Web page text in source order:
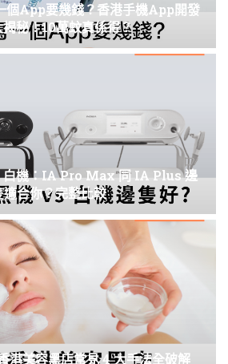
個App要幾錢？香港手機App開發
秘！10萬蚊真係得？
機：IA Pro Max 同 IA Plus 邊
適合你？完整比較
港美容黑店常見 4 大手法全破解